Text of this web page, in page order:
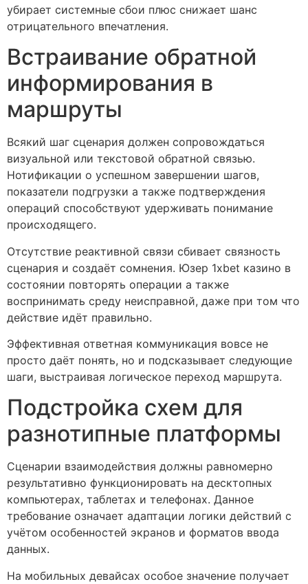
убирает системные сбои плюс снижает шанс
отрицательного впечатления.
Встраивание обратной
информирования в
маршруты
Всякий шаг сценария должен сопровождаться
визуальной или текстовой обратной связью.
Нотификации о успешном завершении шагов,
показатели подгрузки а также подтверждения
операций способствуют удерживать понимание
происходящего.
Отсутствие реактивной связи сбивает связность
сценария и создаёт сомнения. Юзер 1xbet казино в
состоянии повторять операции а также
воспринимать среду неисправной, даже при том что
действие идёт правильно.
Эффективная ответная коммуникация вовсе не
просто даёт понять, но и подсказывает следующие
шаги, выстраивая логическое переход маршрута.
Подстройка схем для
разнотипные платформы
Сценарии взаимодействия должны равномерно
результативно функционировать на десктопных
компьютерах, таблетах и телефонах. Данное
требование означает адаптации логики действий с
учётом особенностей экранов и форматов ввода
данных.
На мобильных девайсах особое значение получает